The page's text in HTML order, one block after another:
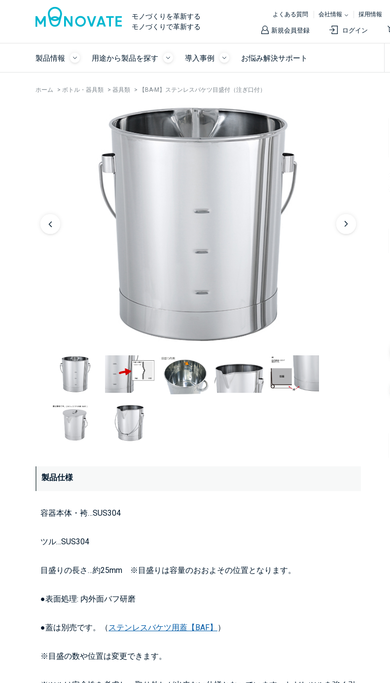
モノづくりを革新する
モノづくりで革新する
よくある質問 会社情報 採用情報
新規会員登録 ログイン
製品情報 用途から製品を探す 導入事例 お悩み解決サポート
ホーム > ボトル・器具類 > 器具類 > 【BA-M】ステンレスバケツ目盛付（注ぎ口付）
製品仕様
容器本体・袴…SUS304
ツル…SUS304
目盛りの長さ…約25mm ※目盛りは容量のおおよその位置となります。
●表面処理: 内外面バフ研磨
●蓋は別売です。（ステンレスバケツ用蓋【BAF】 ）
※目盛の数や位置は変更できます。